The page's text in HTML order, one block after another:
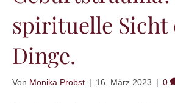
spirituelle Sicht
Dinge.
Von Monika Probst | 16. März 2023 | 0